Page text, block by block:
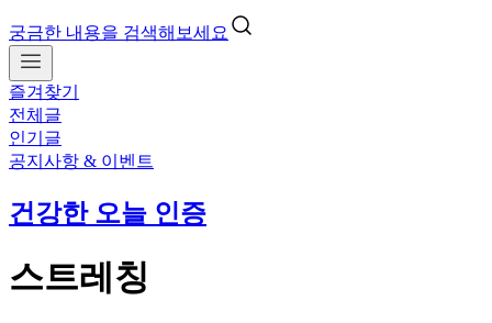
궁금한 내용을 검색해보세요
즐겨찾기
전체글
인기글
공지사항 & 이벤트
건강한 오늘 인증
스트레칭